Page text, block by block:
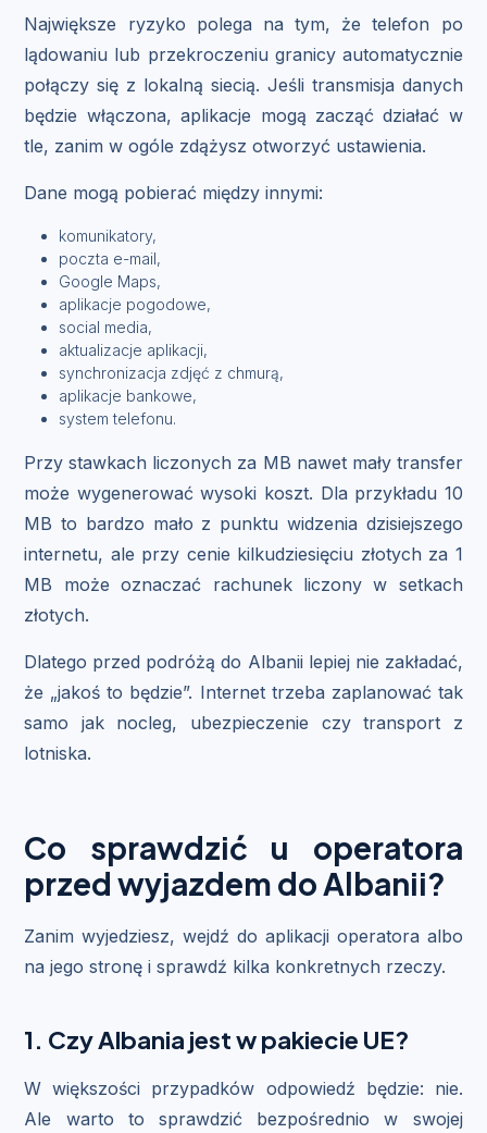
Największe ryzyko polega na tym, że telefon po
lądowaniu lub przekroczeniu granicy automatycznie
połączy się z lokalną siecią. Jeśli transmisja danych
będzie włączona, aplikacje mogą zacząć działać w
tle, zanim w ogóle zdążysz otworzyć ustawienia.
Dane mogą pobierać między innymi:
komunikatory,
poczta e-mail,
Google Maps,
aplikacje pogodowe,
social media,
aktualizacje aplikacji,
synchronizacja zdjęć z chmurą,
aplikacje bankowe,
system telefonu.
Przy stawkach liczonych za MB nawet mały transfer
może wygenerować wysoki koszt. Dla przykładu 10
MB to bardzo mało z punktu widzenia dzisiejszego
internetu, ale przy cenie kilkudziesięciu złotych za 1
MB może oznaczać rachunek liczony w setkach
złotych.
Dlatego przed podróżą do Albanii lepiej nie zakładać,
że „jakoś to będzie”. Internet trzeba zaplanować tak
samo jak nocleg, ubezpieczenie czy transport z
lotniska.
Co sprawdzić u operatora
przed wyjazdem do Albanii?
Zanim wyjedziesz, wejdź do aplikacji operatora albo
na jego stronę i sprawdź kilka konkretnych rzeczy.
1. Czy Albania jest w pakiecie UE?
W większości przypadków odpowiedź będzie: nie.
Ale warto to sprawdzić bezpośrednio w swojej